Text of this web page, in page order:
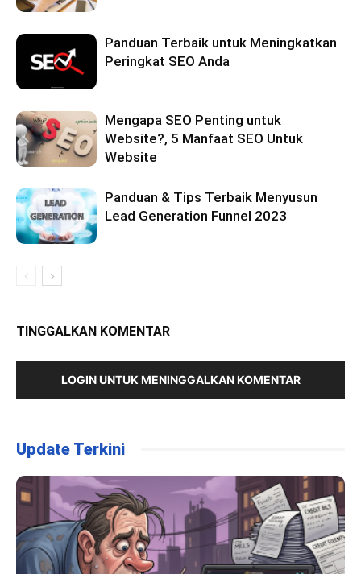
Panduan Terbaik untuk Meningkatkan
Peringkat SEO Anda
Mengapa SEO Penting untuk
Website?, 5 Manfaat SEO Untuk
Website
Panduan & Tips Terbaik Menyusun
Lead Generation Funnel 2023
TINGGALKAN KOMENTAR
LOGIN UNTUK MENINGGALKAN KOMENTAR
Update Terkini